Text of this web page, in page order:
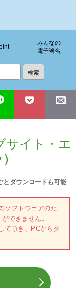
みんなの
電子署名
サイト・エ
)
とダウンロードも可能
ソフトウェアのた
できません。
て頂き、PCからダ